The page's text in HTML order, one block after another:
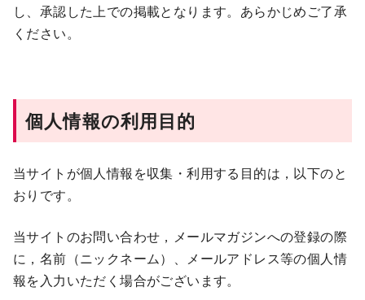
し、承認した上での掲載となります。あらかじめご了承
ください。
個人情報の利用目的
当サイトが個人情報を収集・利用する目的は，以下のと
おりです。
当サイトのお問い合わせ，メールマガジンへの登録の際
に，名前（ニックネーム）、メールアドレス等の個人情
報を入力いただく場合がございます。